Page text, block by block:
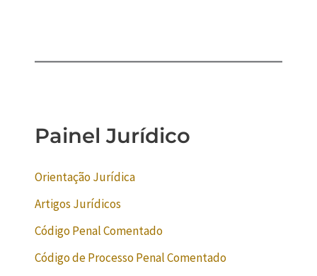
Painel Jurídico
Orientação Jurídica
Artigos Jurídicos
Código Penal Comentado
Código de Processo Penal Comentado